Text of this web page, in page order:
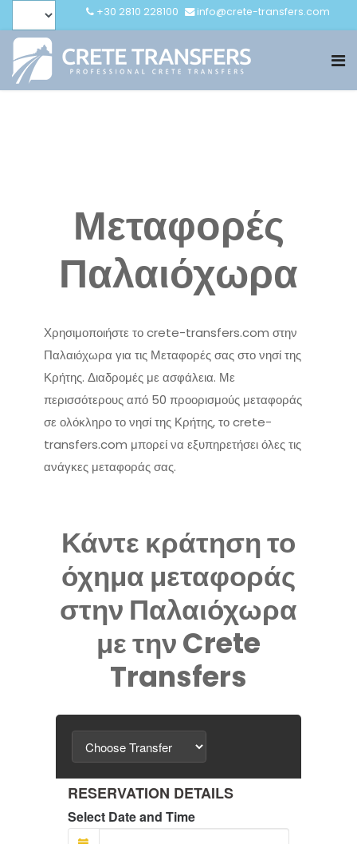
+30 2810 228100 info@crete-transfers.com
Μεταφορές
Παλαιόχωρα
Χρησιμοποιήστε το crete-transfers.com στην
Παλαιόχωρα για τις Μεταφορές σας στο νησί της
Κρήτης. Διαδρομές με ασφάλεια. Με
περισσότερους από 50 προορισμούς μεταφοράς
σε ολόκληρο το νησί της Κρήτης, το crete-
transfers.com μπορεί να εξυπηρετήσει όλες τις
ανάγκες μεταφοράς σας.
Κάντε κράτηση το
όχημα μεταφοράς
στην Παλαιόχωρα
με την Crete
Transfers
RESERVATION DETAILS
Select Date and Time